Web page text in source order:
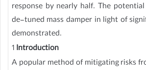
response by nearly half. The
de-tuned mass damper in light of
demonstrated.
1 Introduction
A popular method of mitigating risks